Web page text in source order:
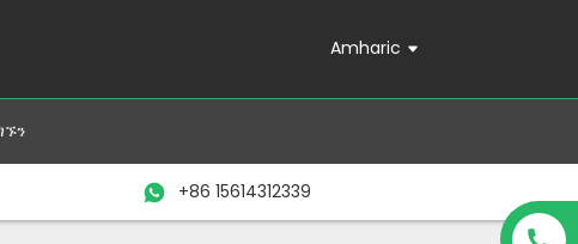
Amharic
+86 15614312339